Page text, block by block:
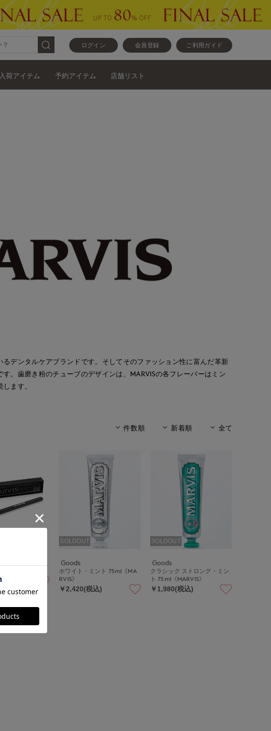
ログイン 会員登録 ご利用ガイド
荷アイテム 予約アイテム 店舗リスト
デンタルケアブランドです。そしてそのファッション性に富んだ革新
。歯磨き粉のチューブのデザインは、MARVISの各フレーバーはミン
ます。
件数順 新着順 全て
)
SOLDOUT
Goods
ホワイト・ミント 75ml《MA
RVIS》
￥2,420(税込)
SOLDOUT
Goods
クラシック ストロング・ミン
ト 75ml《MARVIS》
￥1,980(税込)